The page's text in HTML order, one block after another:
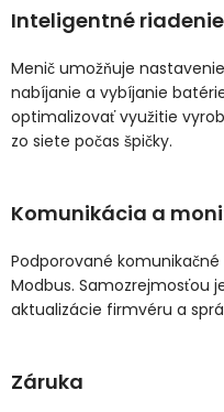
Inteligentné
Menič umožňuje
nabíjanie a vybíjanie
optimalizovať využitie
zo siete počas špičky.
Komunikácia a
Podporované komunikačné
Modbus. Samozrejmosťou
aktualizácie firmvéru a
Záruka